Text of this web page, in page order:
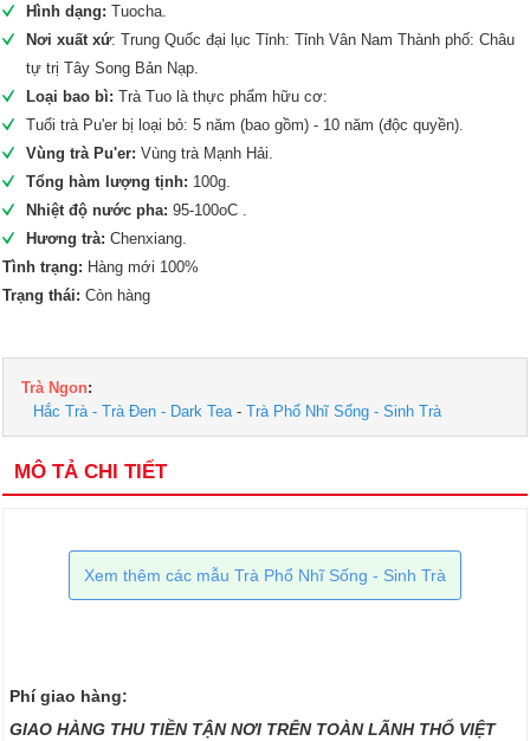
Hình dạng:Tuocha.
Nơi xuất xứ: Trung Quốc đại lục Tỉnh: Tỉnh Vân Nam Thành phố: Châu
tự trị Tây Song Bản Nạp.
Loại bao bì:Trà Tuo là thực phẩm hữu cơ:
Tuổi trà Pu'er bị loại bỏ: 5 năm (bao gồm) - 10 năm (độc quyền).
Vùng trà Pu'er: Vùng trà Mạnh Hải.
Tổng hàm lượng tịnh: 100g.
Nhiệt độ nước pha:95-100oC .
Hương trà: Chenxiang.
Tình trạng: Hàng mới 100%
Trạng thái:Còn hàng
Trà Ngon:
Hắc Trà - Trà Đen - Dark Tea -Trà Phổ Nhĩ Sống - Sinh Trà
MÔ TẢ CHI TIẾT
Xem thêm các mẫu Trà Phổ Nhĩ Sống - Sinh Trà
Phí giao hàng:
GIAO HÀNG THU TIỀN TẬN NƠI TRÊN TOÀN LÃNH THỔ VIỆT